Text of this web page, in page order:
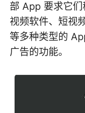
部 App 要求它
视频软件、短视
等多种类型的
广告的功能。